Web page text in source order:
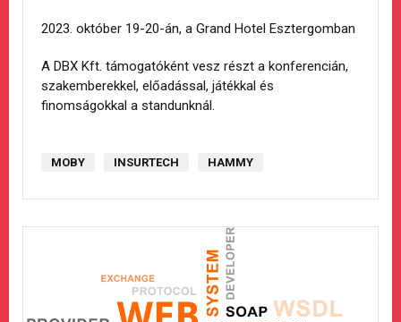
2023. október 19-20-án, a Grand Hotel Esztergomban
A DBX Kft. támogatóként vesz részt a konferencián,
szakemberekkel, előadással, játékkal és
finomságokkal a standunknál.
MOBY INSURTECH HAMMY